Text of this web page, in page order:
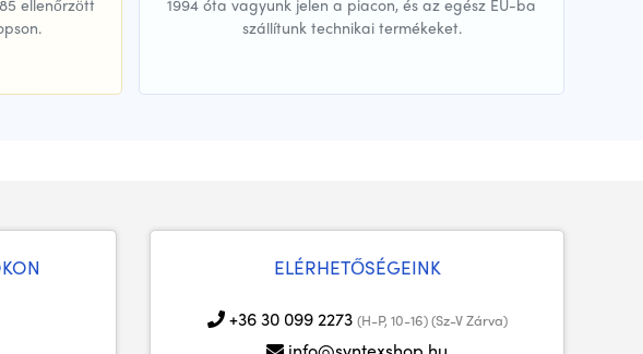
ellenőrzött
1994 óta vagyunk jelen a piacon, és az egész EU-ba
szállítunk technikai termékeket.
ELÉRHETŐSÉGEINK
+36 30 099 2273 (H-P, 10-16) (Sz-V Zárva)